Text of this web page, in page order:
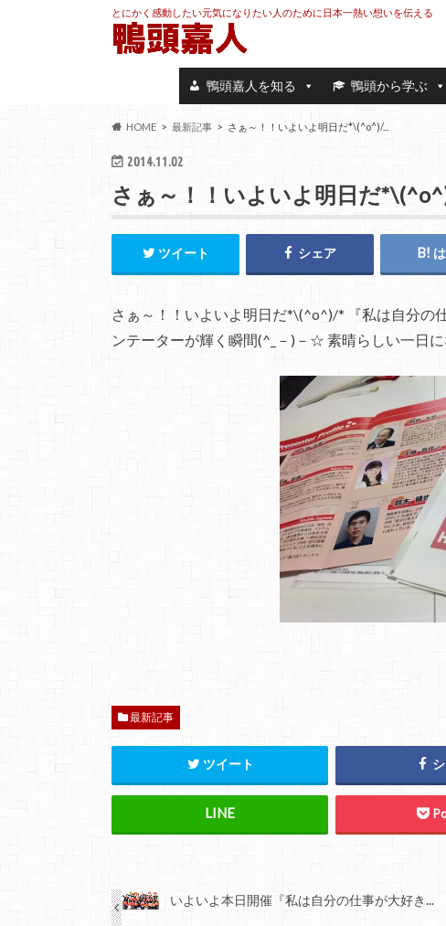
とにかく感動したい元気になりたい人のために日本一熱い想いを伝える
鴨頭嘉人を知る 鴨頭から学ぶ
HOME 最新記事 さぁ～！！いよいよ明日だ*\(^o^)/...
2014.11.02
さぁ～！！いよいよ明日だ
ツイート シェア
さぁ～！！いよいよ明日だ*\(^o^)/* 『私は自分の
ンテーターが輝く瞬間(^_－)－☆ 素晴らしい一日
最新記事
ツイート
いよいよ本日開催『私は自分の仕事が大好き...